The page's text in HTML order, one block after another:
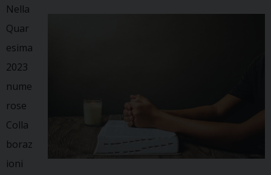
Nella
Quar
esima
2023
nume
rose
Colla
boraz
ioni